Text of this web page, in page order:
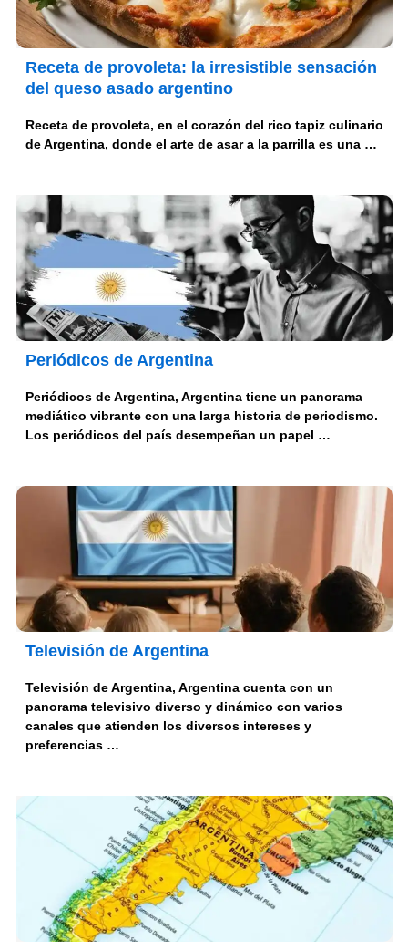
Receta de provoleta: la irresistible sensación
del queso asado argentino
Receta de provoleta, en el corazón del rico tapiz culinario
de Argentina, donde el arte de asar a la parrilla es una …
Periódicos de Argentina
Periódicos de Argentina, Argentina tiene un panorama
mediático vibrante con una larga historia de periodismo.
Los periódicos del país desempeñan un papel …
Televisión de Argentina
Televisión de Argentina, Argentina cuenta con un
panorama televisivo diverso y dinámico con varios
canales que atienden los diversos intereses y
preferencias …